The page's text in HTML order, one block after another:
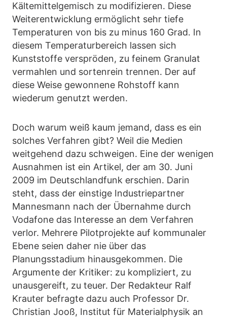
Kältemittelgemisch zu modifizieren. Diese
Weiterentwicklung ermöglicht sehr tiefe
Temperaturen von bis zu minus 160 Grad. In
diesem Temperaturbereich lassen sich
Kunststoffe verspröden, zu feinem Granulat
vermahlen und sortenrein trennen. Der auf
diese Weise gewonnene Rohstoff kann
wiederum genutzt werden.
Doch warum weiß kaum jemand, dass es ein
solches Verfahren gibt? Weil die Medien
weitgehend dazu schweigen. Eine der wenigen
Ausnahmen ist ein Artikel, der am 30. Juni
2009 im Deutschlandfunk erschien. Darin
steht, dass der einstige Industriepartner
Mannesmann nach der Übernahme durch
Vodafone das Interesse an dem Verfahren
verlor. Mehrere Pilotprojekte auf kommunaler
Ebene seien daher nie über das
Planungsstadium hinausgekommen. Die
Argumente der Kritiker: zu kompliziert, zu
unausgereift, zu teuer. Der Redakteur Ralf
Krauter befragte dazu auch Professor Dr.
Christian Jooß, Institut für Materialphysik an